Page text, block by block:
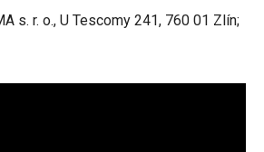
s. r. o., U Tescomy 241, 760 01 Zlín;